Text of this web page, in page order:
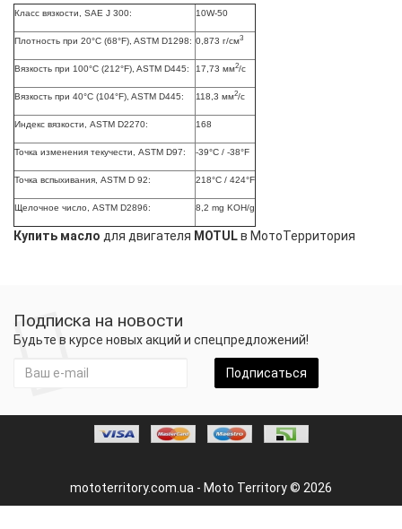
Класс вязкости, SAE J 300: 10W-50
Плотность при 20°C (68°F), ASTM D1298: 0,873 г/см3
Вязкость при 100°C (212°F), ASTM D445: 17,73 мм2/с
Вязкость при 40°C (104°F), ASTM D445: 118,3 мм2/с
Индекс вязкости, ASTM D2270: 168
Точка изменения текучести, ASTM D97: -39°C / -38°F
Точка вспыхивания, ASTM D 92: 218°C / 424°F
Щелочное число, ASTM D2896: 8,2 mg KOH/g
Купить масло для двигателя MOTULв МотоТерритория
Подписка на новости
Будьте в курсе новых акций и спецпредложений!
Подписаться
mototerritory.com.ua - Moto Territory © 2026